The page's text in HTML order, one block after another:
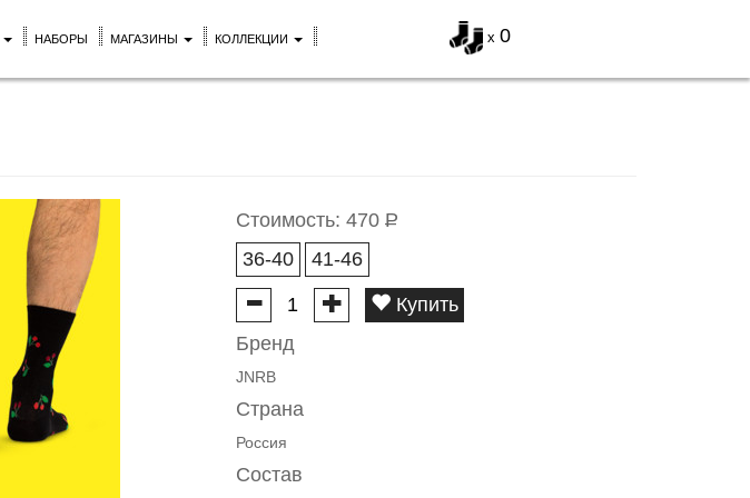
x 0
НАБОРЫ МАГАЗИНЫ КОЛЛЕКЦИИ
Стоимость: 470 Р
36-40
41-46
Купить
Бренд
JNRB
Страна
Россия
Состав